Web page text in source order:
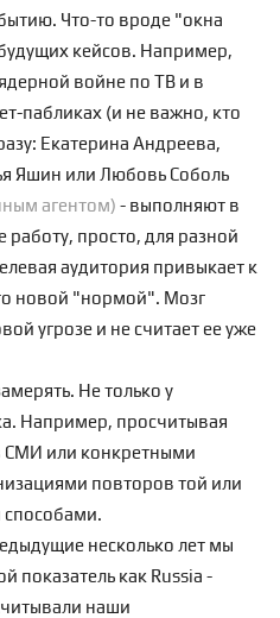
Что-то вроде "окна
кейсов. Например,
войне по ТВ и в
пабликах (и не важно, кто
Екатерина Андреева,
Яшин или Любовь Соболь
агентом) - выполняют в
работу, просто, для разной
аудитория привыкает к
новой "нормой". Мозг
угрозе и не считает ее уже
Не только у
Например, просчитывая
СМИ или конкретными
повторов той или
несколько лет мы
показатель как Russia -
наши